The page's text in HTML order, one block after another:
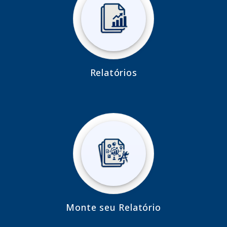
Relatórios
Monte seu Relatório